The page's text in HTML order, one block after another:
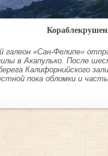
галеон «Сан-Фелипе»
в Акапулько. После
Калифорнийского
пока обломки и